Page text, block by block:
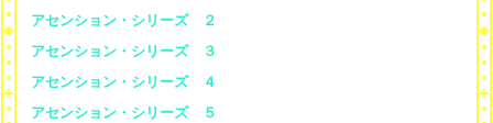
アセンション・シリーズ ２
アセンション・シリーズ ３
アセンション・シリーズ ４
アセンション・シリーズ ５